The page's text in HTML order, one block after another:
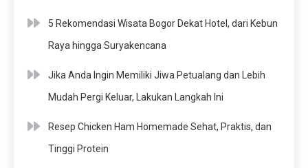
5 Rekomendasi Wisata Bogor Dekat Hotel, dari Kebun
Raya hingga Suryakencana
Jika Anda Ingin Memiliki Jiwa Petualang dan Lebih
Mudah Pergi Keluar, Lakukan Langkah Ini
Resep Chicken Ham Homemade Sehat, Praktis, dan
Tinggi Protein